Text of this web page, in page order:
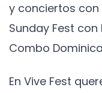
y conciertos
Sunday Fest con
Combo
En Vive Fest